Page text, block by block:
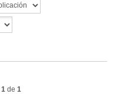
1 de 1